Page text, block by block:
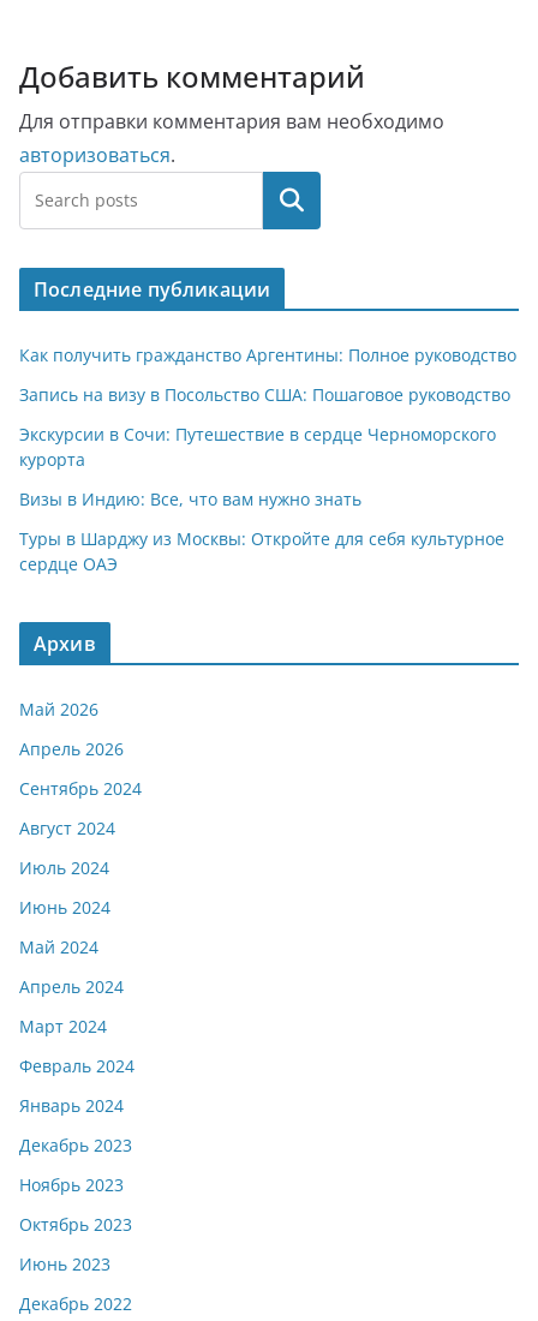
Добавить комментарий
Для отправки комментария вам необходимо
авторизоваться.
Поиск
Последние публикации
Как получить гражданство Аргентины: Полное руководство
Запись на визу в Посольство США: Пошаговое руководство
Экскурсии в Сочи: Путешествие в сердце Черноморского
курорта
Визы в Индию: Все, что вам нужно знать
Туры в Шарджу из Москвы: Откройте для себя культурное
сердце ОАЭ
Архив
Май 2026
Апрель 2026
Сентябрь 2024
Август 2024
Июль 2024
Июнь 2024
Май 2024
Апрель 2024
Март 2024
Февраль 2024
Январь 2024
Декабрь 2023
Ноябрь 2023
Октябрь 2023
Июнь 2023
Декабрь 2022